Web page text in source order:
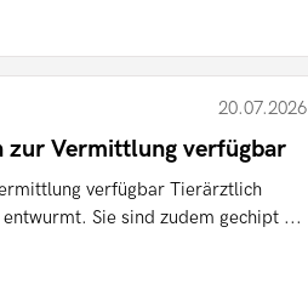
20.07.2026
zur Vermittlung verfügbar
verfügbar Tierärztlich
Sie sind zudem gechipt ...